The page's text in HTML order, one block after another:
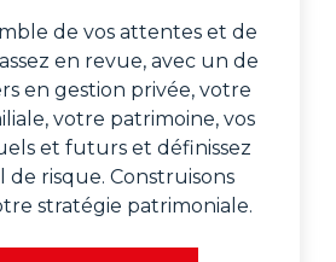
de vos attentes et de
en revue, avec un de
en gestion privée, votre
votre patrimoine, vos
et futurs et définissez
risque. Construisons
stratégie patrimoniale.